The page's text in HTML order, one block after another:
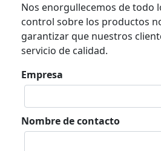
Nos enorgullecemos de todo
control sobre los productos
garantizar que nuestros
servicio de calidad.
Empresa
Nombre de contacto